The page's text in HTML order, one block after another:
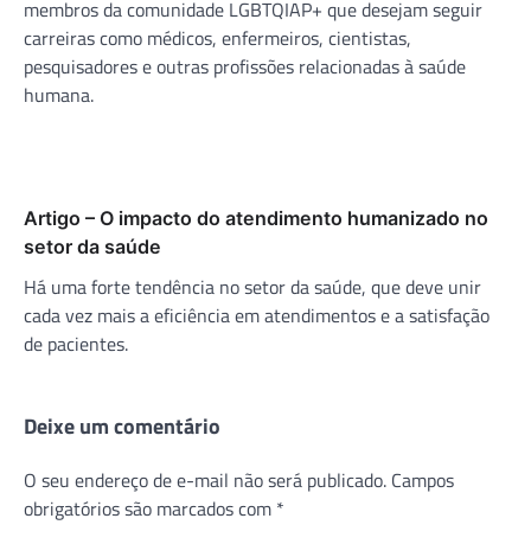
membros da comunidade LGBTQIAP+ que desejam seguir
carreiras como médicos, enfermeiros, cientistas,
pesquisadores e outras profissões relacionadas à saúde
humana.
Artigo – O impacto do atendimento humanizado no
setor da saúde
Há uma forte tendência no setor da saúde, que deve unir
cada vez mais a eficiência em atendimentos e a satisfação
de pacientes.
Deixe um comentário
O seu endereço de e-mail não será publicado. Campos
obrigatórios são marcados com *